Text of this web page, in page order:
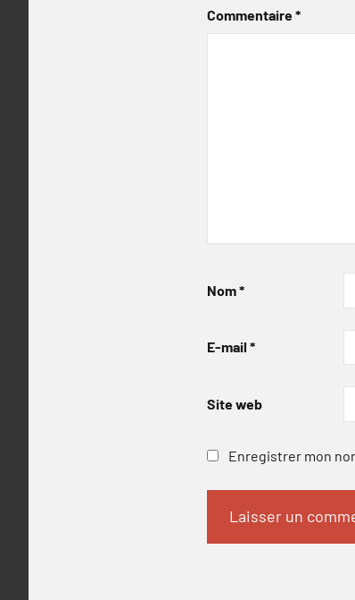
Commentaire*
Nom*
E-mail *
Site web
Enregistrer mon